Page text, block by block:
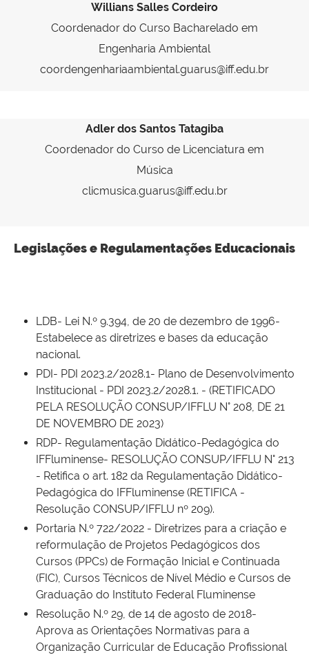
Willians Salles Cordeiro
Coordenador do Curso Bacharelado em
Engenharia Ambiental
coordengenhariaambiental.guarus@iff.edu.br
Adler dos Santos Tatagiba
Coordenador do Curso de Licenciatura em
Música
clicmusica.guarus@iff.edu.br
Legislações e Regulamentações Educacionais
LDB- Lei N.º 9.394, de 20 de dezembro de 1996-
Estabelece as diretrizes e bases da educação
nacional.
PDI- PDI 2023.2/2028.1- Plano de Desenvolvimento
Institucional - PDI 2023.2/2028.1. - (RETIFICADO
PELA RESOLUÇÃO CONSUP/IFFLU N° 208, DE 21
DE NOVEMBRO DE 2023)
RDP- Regulamentação Didático-Pedagógica do
IFFluminense- RESOLUÇÃO CONSUP/IFFLU N° 213
- Retifica o art. 182 da Regulamentação Didático-
Pedagógica do IFFluminense (RETIFICA -
Resolução CONSUP/IFFLU nº 209).
Portaria N.º 722/2022 - Diretrizes para a criação e
reformulação de Projetos Pedagógicos dos
Cursos (PPCs) de Formação Inicial e Continuada
(FIC), Cursos Técnicos de Nível Médio e Cursos de
Graduação do Instituto Federal Fluminense
Resolução N.º 29, de 14 de agosto de 2018-
Aprova as Orientações Normativas para a
Organização Curricular de Educação Profissional